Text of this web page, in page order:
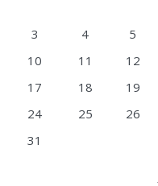
3
4 5
10
11 12
17
18 19
24
25 26
31